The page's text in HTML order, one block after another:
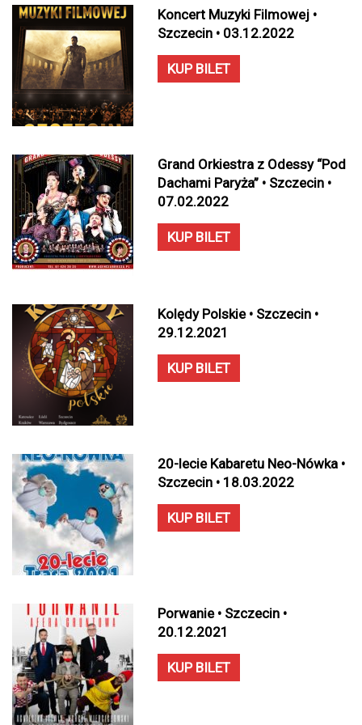
Koncert Muzyki Filmowej •
Szczecin • 03.12.2022
KUP BILET
Grand Orkiestra z Odessy “Pod
Dachami Paryża” • Szczecin •
07.02.2022
KUP BILET
Kolędy Polskie • Szczecin •
29.12.2021
KUP BILET
20-lecie Kabaretu Neo-Nówka •
Szczecin • 18.03.2022
KUP BILET
Porwanie • Szczecin •
20.12.2021
KUP BILET